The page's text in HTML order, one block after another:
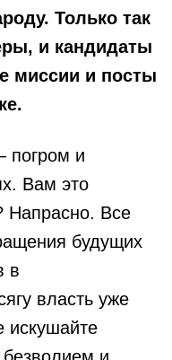
Только так
и кандидаты
миссии и посты
погром и
Вам это
Напрасно. Все
будущих
в
власть уже
искушайте